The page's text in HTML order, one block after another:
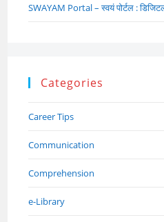
SWAYAM Portal – स्वयं पोर्टल : डिजिटल
Categories
Career Tips
Communication
Comprehension
e-Library